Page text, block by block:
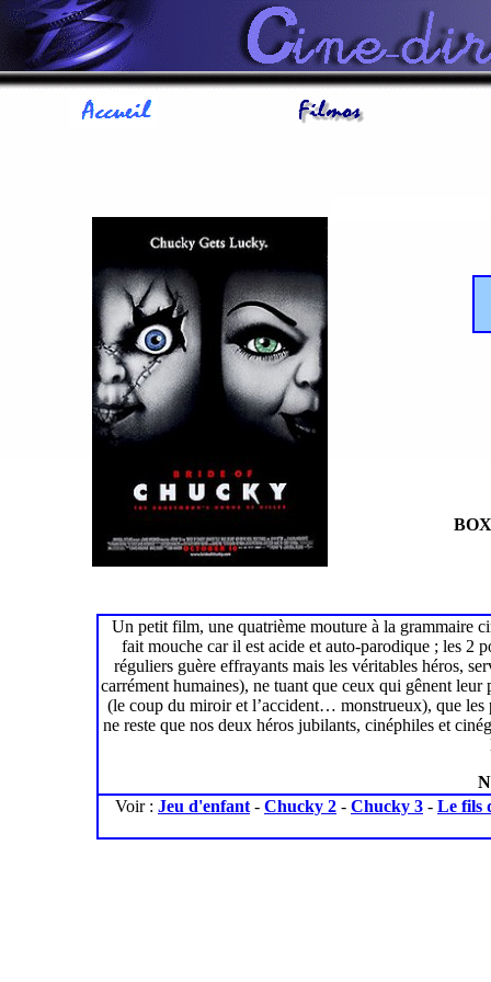
Un petit film, une quatrième mouture à la grammaire
fait mouche car il est acide et auto-parodique ; les 2
réguliers guère effrayants mais les véritables héros,
carrément humaines), ne tuant que ceux qui gênent
(le coup du miroir et l’accident… monstrueux), que les
ne reste que nos deux héros jubilants, cinéphiles et
Voir : Jeu d'enfant - Chucky 2 - Chucky 3 - Le fils